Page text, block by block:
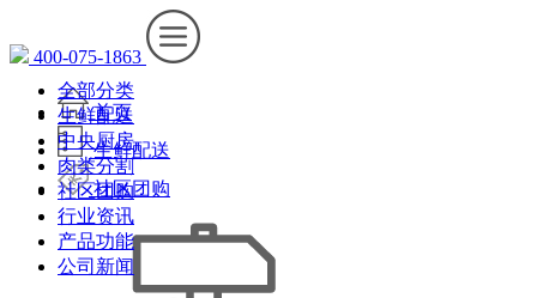
400-075-1863
首页
生鲜配送
社区团购
全部分类
生鲜配送
中央厨房
肉类分割
社区团购
行业资讯
产品功能
公司新闻